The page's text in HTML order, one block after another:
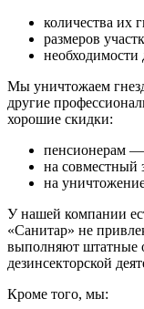
количества их
размеров
необходимости
Мы уничтожаем
другие
хорошие скидки:
пенсионерам
на совместный
на
У нашей компании
«Санитар» не
выполняют штатные
дезинсекторской
Кроме того, мы: